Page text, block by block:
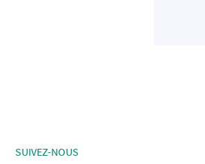
SUIVEZ-NOUS